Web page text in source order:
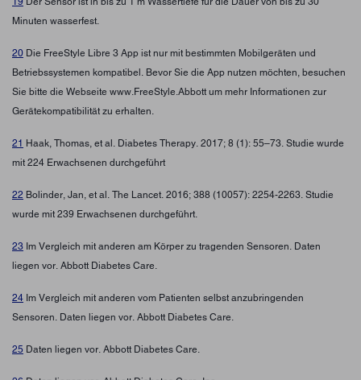
Minuten wasserfest.
20 Die FreeStyle Libre 3 App ist nur mit bestimmten Mobilgeräten und
Betriebssystemen kompatibel. Bevor Sie die App nutzen möchten, besuchen
Sie bitte die Webseite www.FreeStyle.Abbott um mehr Informationen zur
Gerätekompatibilität zu erhalten.
21 Haak, Thomas, et al. Diabetes Therapy. 2017; 8 (1): 55–73. Studie wurde
mit 224 Erwachsenen durchgeführt
22 Bolinder, Jan, et al. The Lancet. 2016; 388 (10057): 2254-2263. Studie
wurde mit 239 Erwachsenen durchgeführt.
23 Im Vergleich mit anderen am Körper zu tragenden Sensoren. Daten
liegen vor. Abbott Diabetes Care.
24 Im Vergleich mit anderen vom Patienten selbst anzubringenden
Sensoren. Daten liegen vor. Abbott Diabetes Care.
25 Daten liegen vor. Abbott Diabetes Care.